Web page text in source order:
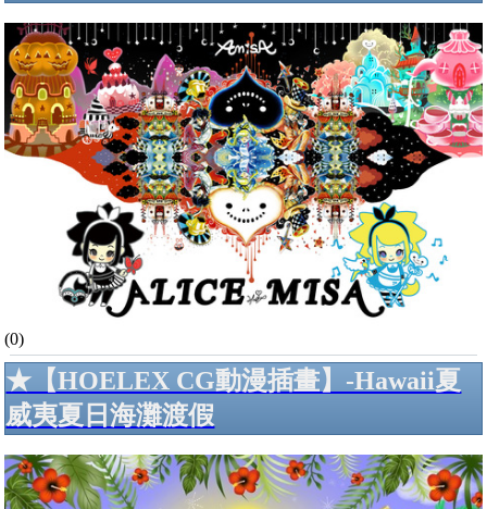
(0)
★【HOELEX CG動漫插畫】-Hawaii夏
威夷夏日海灘渡假